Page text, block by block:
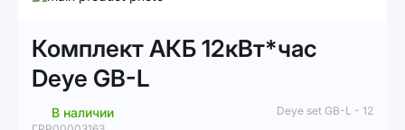
к
галереям
изображений
началу
галереи
изображений
Комплект АКБ 12кВт*час
Deye GB-L
В наличии
Deye set GB-L - 12